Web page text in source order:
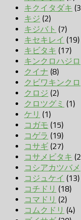
キクイタダキ
キジ (2)
キジバト (7)
キセキレイ (19)
キビタキ (17)
キンクロハジロ
クイナ (8)
クビワキンクロ
クロジ (2)
クロツグミ (1)
ケリ (1)
コガモ (15)
コゲラ (19)
コサギ (27)
コサメビタキ
コシアカツバメ
コジュケイ (13)
コチドリ (18)
コマドリ (2)
コムクドリ (4)